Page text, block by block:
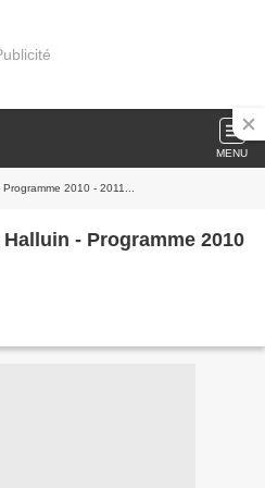
MENU
2010 - 2011...
- Programme 2010